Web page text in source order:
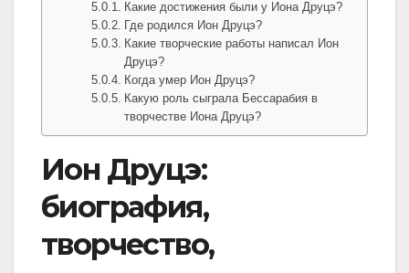
Какие достижения были у Иона Друцэ?
Где родился Ион Друцэ?
Какие творческие работы написал Ион
Друцэ?
Когда умер Ион Друцэ?
Какую роль сыграла Бессарабия в
творчестве Иона Друцэ?
Ион Друцэ:
биография,
творчество,